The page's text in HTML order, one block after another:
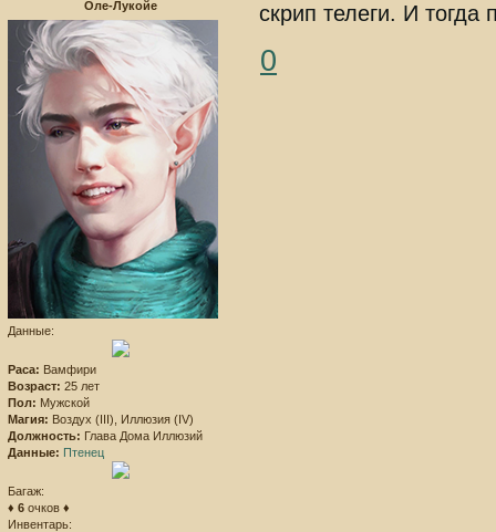
Оле-Лукойе
Данные:
Раса: Вамфири
Возраст: 25 лет
Пол: Мужской
Магия: Воздух (III), Иллюзия (IV)
Должность: Глава Дома Иллюзий
Данные: Птенец
Багаж:
♦ 6 очков ♦
Инвентарь:
скрип телеги. И
0